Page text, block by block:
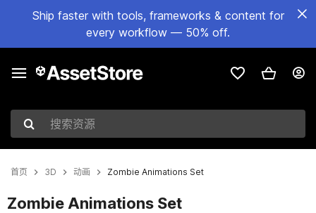
Ship faster with tools, frameworks & content for
every workflow — 50% off.
搜索资源
首页 3D 动画 Zombie Animations Set
Zombie Animations Set